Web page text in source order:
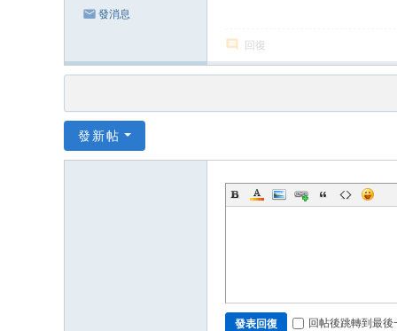
發消息
回復
發新帖
發表回復 回帖後跳轉到最後